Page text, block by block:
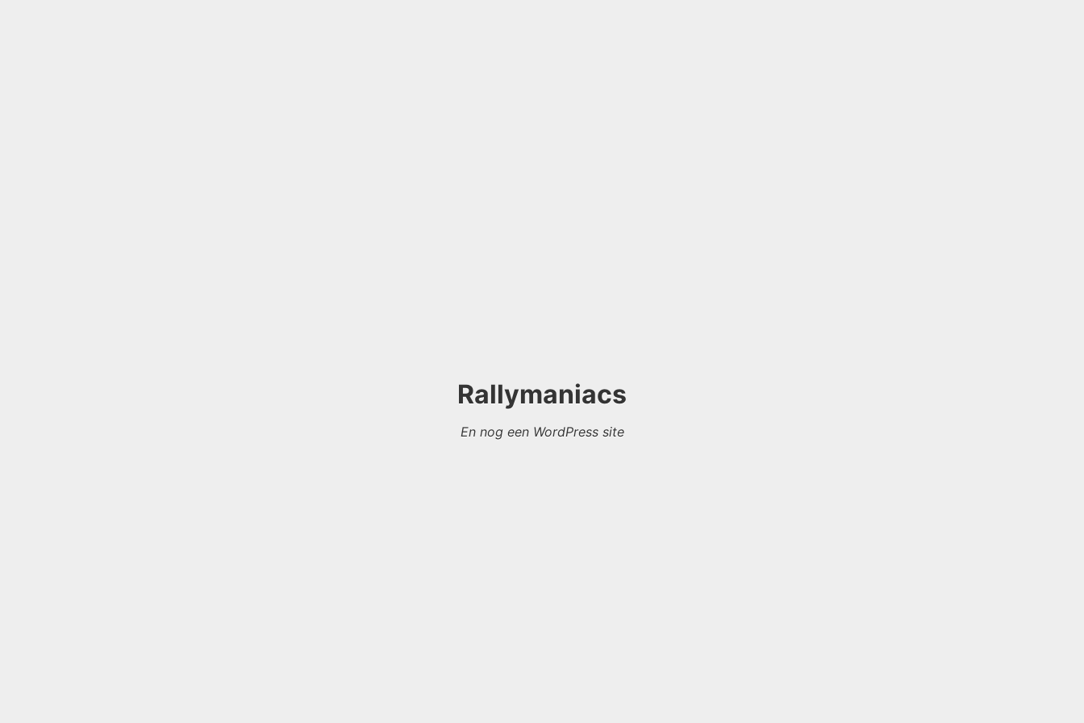
Rallymaniacs
En nog een WordPress site